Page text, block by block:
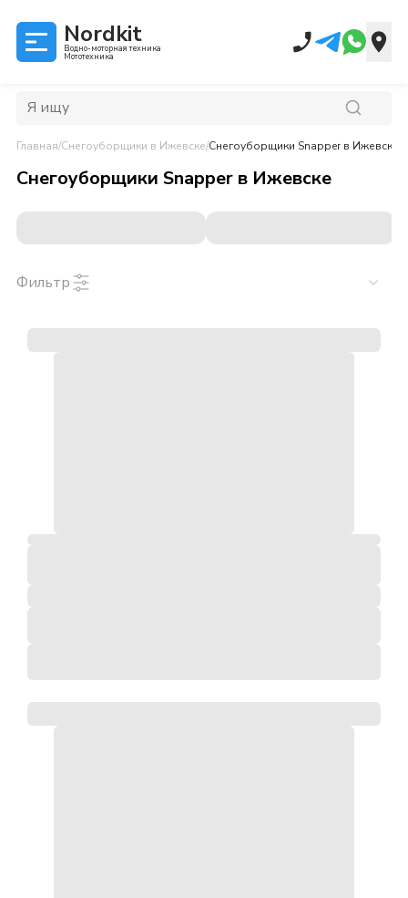
Nordkit
Водно-моторная техника
Мототехника
Главная/Снегоуборщики в Ижевске/Снегоуборщики Snapperв Ижевске
Снегоуборщики Snapper в Ижевске
Фильтр